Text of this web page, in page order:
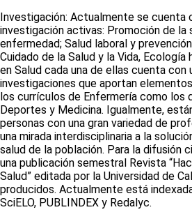
Investigación: Actualmente se cuenta
investigación activas: Promoción de la
enfermedad; Salud laboral y
Cuidado de la Salud y la Vida, Ecología
en Salud cada una de ellas cuenta con
investigaciones que aportan
los currículos de Enfermería como los
Deportes y Medicina. Igualmente,
personas con una gran variedad de
una mirada interdisciplinaria a la
salud de la población. Para la difusión
una publicación semestral Revista
Salud” editada por la Universidad de
producidos. Actualmente está
SciELO, PUBLINDEX y Redalyc.